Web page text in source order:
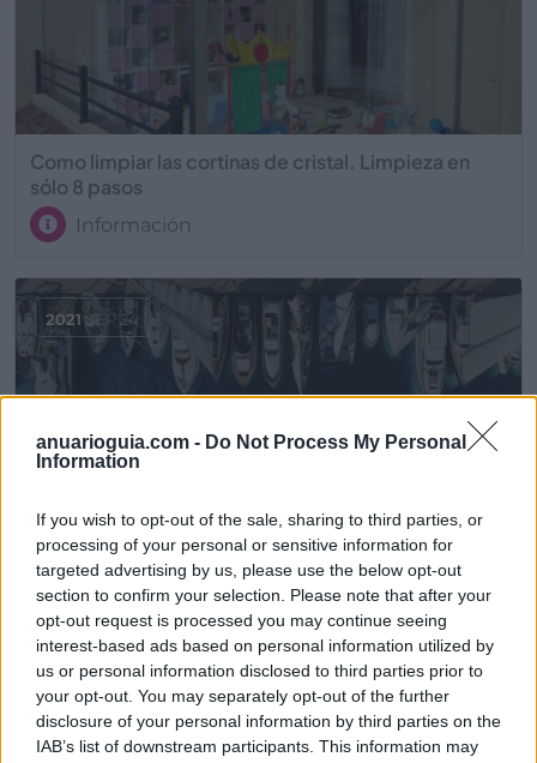
anuarioguia.com - Do Not Process My Personal
Information
If you wish to opt-out of the sale, sharing to third parties, or
processing of your personal or sensitive information for
targeted advertising by us, please use the below opt-out
section to confirm your selection. Please note that after your
opt-out request is processed you may continue seeing
interest-based ads based on personal information utilized by
us or personal information disclosed to third parties prior to
your opt-out. You may separately opt-out of the further
disclosure of your personal information by third parties on the
IAB’s list of downstream participants. This information may
Como limpiar las cortinas de cristal. Limpieza en
sólo 8 pasos
Información
De símbolo de lujo a alquiler veraniego: la historia
del yate
Información
2021 SEP 24
2021SEP 21